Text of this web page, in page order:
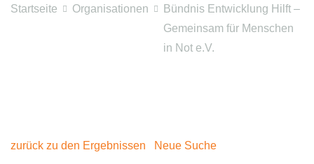
Startseite Organisationen
Bündnis Entwicklung Hilft –
Gemeinsam für Menschen
in Not e.V.
zurück zu den Ergebnissen Neue Suche